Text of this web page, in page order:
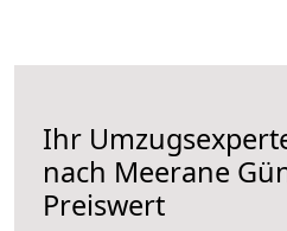
Ihr
nach Meerane
Preiswert